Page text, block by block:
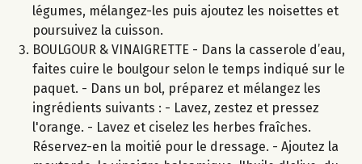
légumes, mélangez-les puis ajoutez les noisettes et
poursuivez la cuisson.
BOULGOUR & VINAIGRETTE - Dans la casserole d’eau,
faites cuire le boulgour selon le temps indiqué sur le
paquet. - Dans un bol, préparez et mélangez les
ingrédients suivants : - Lavez, zestez et pressez
l'orange. - Lavez et ciselez les herbes fraîches.
Réservez-en la moitié pour le dressage. - Ajoutez la